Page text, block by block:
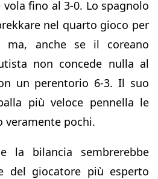
fino al 3-0. Lo spagnolo
nel quarto gioco per
ma, anche se il coreano
non concede nulla al
un perentorio 6-3. Il suo
più veloce pennella le
veramente pochi.
la bilancia sembrerebbe
del giocatore più esperto